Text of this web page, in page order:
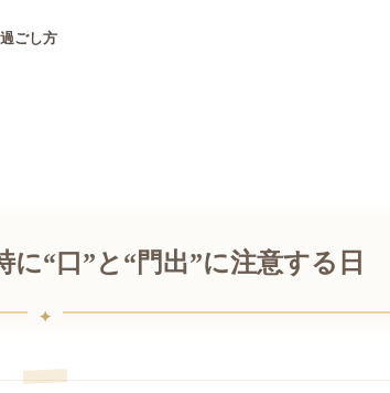
ごし方
“口”と“門出”に注意する日